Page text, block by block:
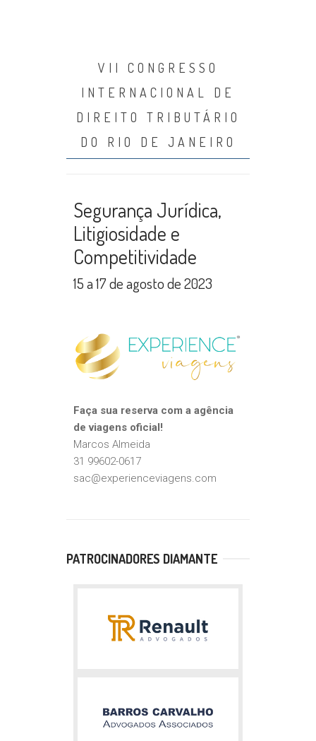
VII CONGRESSO
INTERNACIONAL DE
DIREITO TRIBUTÁRIO
DO RIO DE JANEIRO
Segurança Jurídica,
Litigiosidade e
Competitividade
15 a 17 de agosto de 2023
Faça sua reserva com a agência
de viagens oficial!
Marcos Almeida
31 99602-0617
sac@experienceviagens.com
PATROCINADORES DIAMANTE